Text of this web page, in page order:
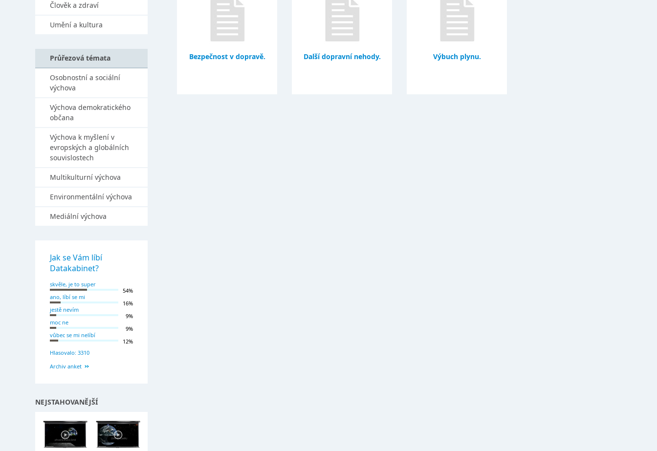
Bezpečnost v dopravě. Další dopravní nehody. Výbuch plynu.
Člověk a zdraví
Umění a kultura
Průřezová témata
Osobnostní a sociální
výchova
Výchova demokratického
občana
Výchova k myšlení v
evropských a globálních
souvislostech
Multikulturní výchova
Environmentální výchova
Mediální výchova
Jak se Vám líbí
Datakabinet?
skvěle, je to super
54%
ano, líbí se mi
16%
jestě nevím
9%
moc ne
9%
vůbec se mi nelíbí
12%
Hlasovalo: 3310
Archiv anket
NEJSTAHOVANĚJŠÍ